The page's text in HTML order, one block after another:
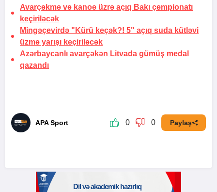
Avarçəkmə və kanoe üzrə açıq Bakı çempionatı
keçiriləcək
Mingəçevirdə "Kürü keçək?! 5" açıq suda kütləvi
üzmə yarışı keçiriləcək
Azərbaycanlı avarçəkən Litvada gümüş medal
qazandı
APA Sport 0 0 Paylaş